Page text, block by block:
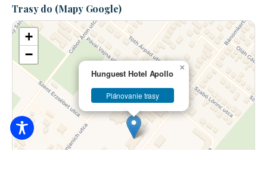
Trasy do (Mapy Google)
Hunguest Hotel Apollo
Plánovanie trasy
×
+
−